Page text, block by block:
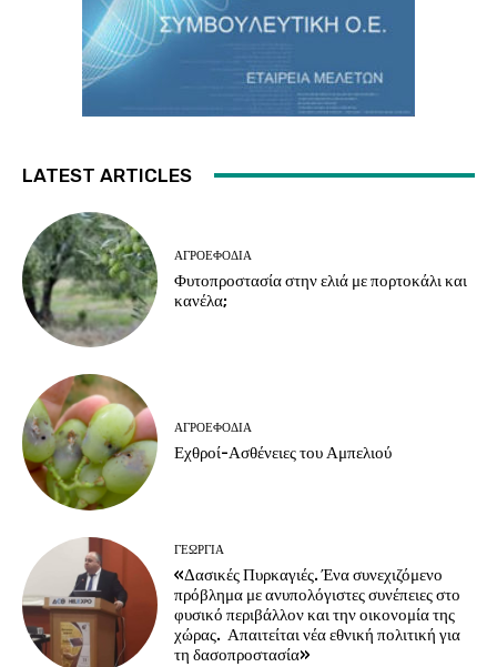
LATEST ARTICLES
ΑΓΡΟΕΦΌΔΙΑ
Φυτοπροστασία στην ελιά με πορτοκάλι και
κανέλα;
ΑΓΡΟΕΦΌΔΙΑ
Εχθροί-Ασθένειες του Αμπελιού
ΓΕΩΡΓΊΑ
«Δασικές Πυρκαγιές. Ένα συνεχιζόμενο
πρόβλημα με ανυπολόγιστες συνέπειες στο
φυσικό περιβάλλον και την οικονομία της
χώρας. Απαιτείται νέα εθνική πολιτική για
τη δασοπροστασία»